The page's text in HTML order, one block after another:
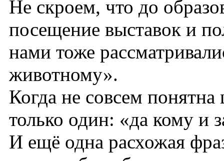
Не скроем, что до
посещение выставок и
нами тоже
животному».
Когда не совсем
только один: «да кому и
И ещё одна расхожая